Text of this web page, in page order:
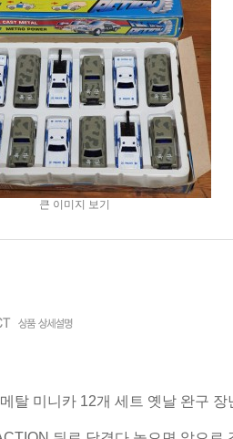
큰 이미지 보기
탈 미니카 12개 세트 옛날 완구 장